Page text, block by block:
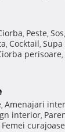
, Peste, Sos,
, Cocktail, Supa
perisoare,
, Amenajari
interior,
Femei curajoase